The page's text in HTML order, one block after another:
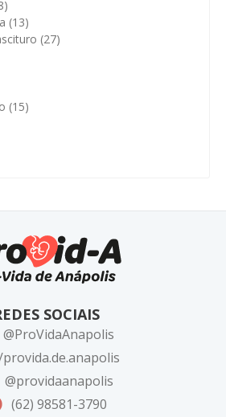
(13)
(27)
(15)
SOCIAIS
@ProVidaAnapolis
@providaanapolis
(62) 98581-3790